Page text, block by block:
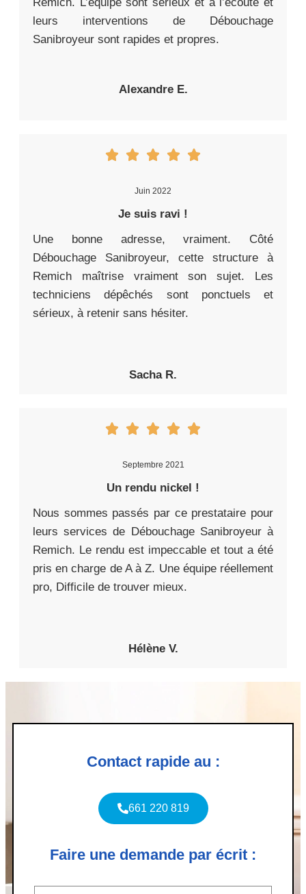
leurs interventions de Débouchage
Sanibroyeur sont rapides et propres.
Alexandre E.
Juin 2022
Je suis ravi !
Une bonne adresse, vraiment. Côté
Débouchage Sanibroyeur, cette structure à
Remich maîtrise vraiment son sujet. Les
techniciens dépêchés sont ponctuels et
sérieux, à retenir sans hésiter.
Sacha R.
Septembre 2021
Un rendu nickel !
Nous sommes passés par ce prestataire pour
leurs services de Débouchage Sanibroyeur à
Remich. Le rendu est impeccable et tout a été
pris en charge de A à Z. Une équipe réellement
pro, Difficile de trouver mieux.
Hélène V.
Contact rapide au :
661 220 819
Faire une demande par écrit :